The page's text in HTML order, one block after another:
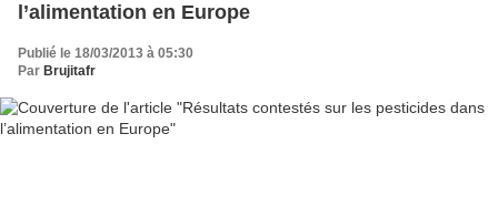
l’alimentation en Europe
Publié le 18/03/2013 à 05:30
Par Brujitafr